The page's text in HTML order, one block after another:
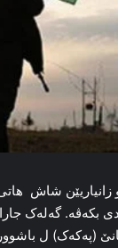
زانیاریێن شاش
بكەڤە‌. گه‌له‌ک
(پەکەک) ل